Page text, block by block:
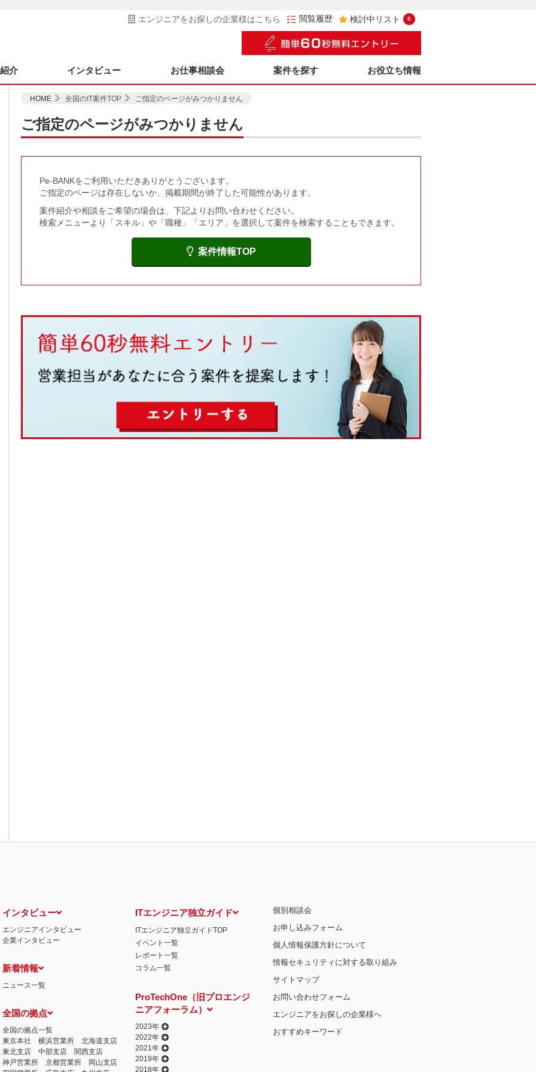
エンジニアをお探しの企業様はこちら 閲覧履歴 検討中リスト 0
介 インタビュー お仕事相談会 案件を探す お役立ち情報
HOME 全国のIT案件TOP ご指定のページがみつかりません
ご指定のページがみつかりません
Pe-BANKをご利用いただきありがとうございます。
ご指定のページは存在しないか、掲載期間が終了した可能性があります。
案件紹介や相談をご希望の場合は、下記よりお問い合わせください。
検索メニューより「スキル」や「職種」「エリア」を選択して案件を検索することもできます。
案件情報TOP
インタビュー
エンジニアインタビュー
企業インタビュー
新着情報
ニュース一覧
全国の拠点
全国の拠点一覧
東京本社
横浜営業所
北海道支店
東北支店
中部支店
関西支店
神戸営業所
京都営業所
岡山支店
ITエンジニア独立ガイド
ITエンジニア独立ガイドTOP
イベント一覧
レポート一覧
コラム一覧
ProTechOne（旧プロエンジ
ニアフォーラム）
2023年
2022年
2021年
2019年
2018年
個別相談会
お申し込みフォーム
個人情報保護方針について
情報セキュリティに対する取り組み
サイトマップ
お問い合わせフォーム
エンジニアをお探しの企業様へ
おすすめキーワード